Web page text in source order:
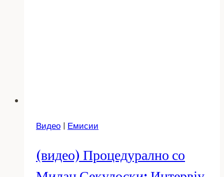
Видео | Емисии
(видео) Процедурално со